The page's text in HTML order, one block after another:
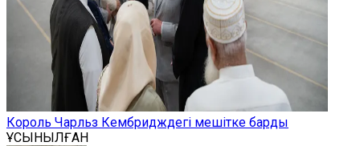
Король Чарльз Кембридждегі мешітке барды
ҰСЫНЫЛҒАН